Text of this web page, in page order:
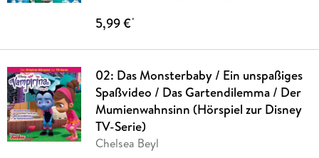
5,99 €*
02: Das Monsterbaby / Ein unspaßiges
Spaßvideo / Das Gartendilemma / Der
Mumienwahnsinn (Hörspiel zur Disney
TV-Serie)
Chelsea Beyl